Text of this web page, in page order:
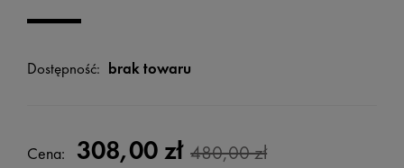
Dostępność: brak towaru
Cena: 308,00 zł 480,00 zł